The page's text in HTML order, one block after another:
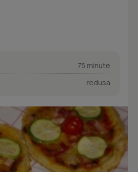
75 minute
redusa